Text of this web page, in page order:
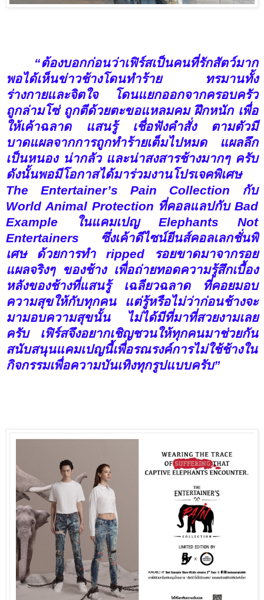
“ต้องบอกก่อนว่าเฟิร์สเป็นคนที่รักสัตว์มาก
พอได้เห็นข่าวช้างโดนทำร้าย ทรมานทั้ง
ร่างกายและจิตใจ โดนแยกออกจากครอบครัว
ถูกล่ามโซ่ ถูกตีด้วยตะขอแหลมคม ฝึกหนัก เพื่อ
ให้เค้าฉลาด แสนรู้ เชื่อฟังคำสั่ง ตามตัวมี
บาดแผลจากการถูกทำร้ายเต็มไปหมด แผลลึก
เป็นหนอง น่ากลัว และน่าสงสารช้างมากๆ ครับ
ดังนั้นพอมีโอกาสได้มาร่วมงานโปรเจคพิเศษ
The Entertainer’s
Pain Collection กับ
World Animal Protection ที่คอลแลปกับ Bad
Example ในแคมเปญ Elephants Not
Entertainers ซึ่งเค้าดีไซน์ยีนส์คอลเลกชั่นพิ
เศษ ด้วยการทำ rippedรอยขาดมาจากรอย
แผลจริงๆ ของช้าง เพื่อถ่ายทอดความรู้สึกเบื้อง
หลังของช้างที่แสนรู้ เฉลียวฉลาด ที่คอยมอบ
ความสุขให้กับทุกคน แต่รู้หรือไม่ว่าก่อนช้างจะ
มามอบความสุขนั้น ไม่ได้มีที่มาที่สวยงามเลย
ครับ เฟิร์สจึงอยากเชิญชวนให้ทุกคนมาช่วยกัน
สนับสนุนแคมเปญนี้เพื่อรณรงค์การไม่ใช้ช้างใน
กิจกรรมเพื่อความบันเทิงทุกรูปแบบครับ”